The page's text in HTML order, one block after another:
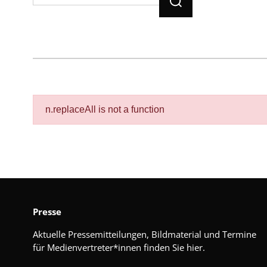
n.replaceAll is not a function
Presse
Aktuelle Pressemitteilungen, Bildmaterial und Termine
für Medienvertreter*innen finden Sie hier.